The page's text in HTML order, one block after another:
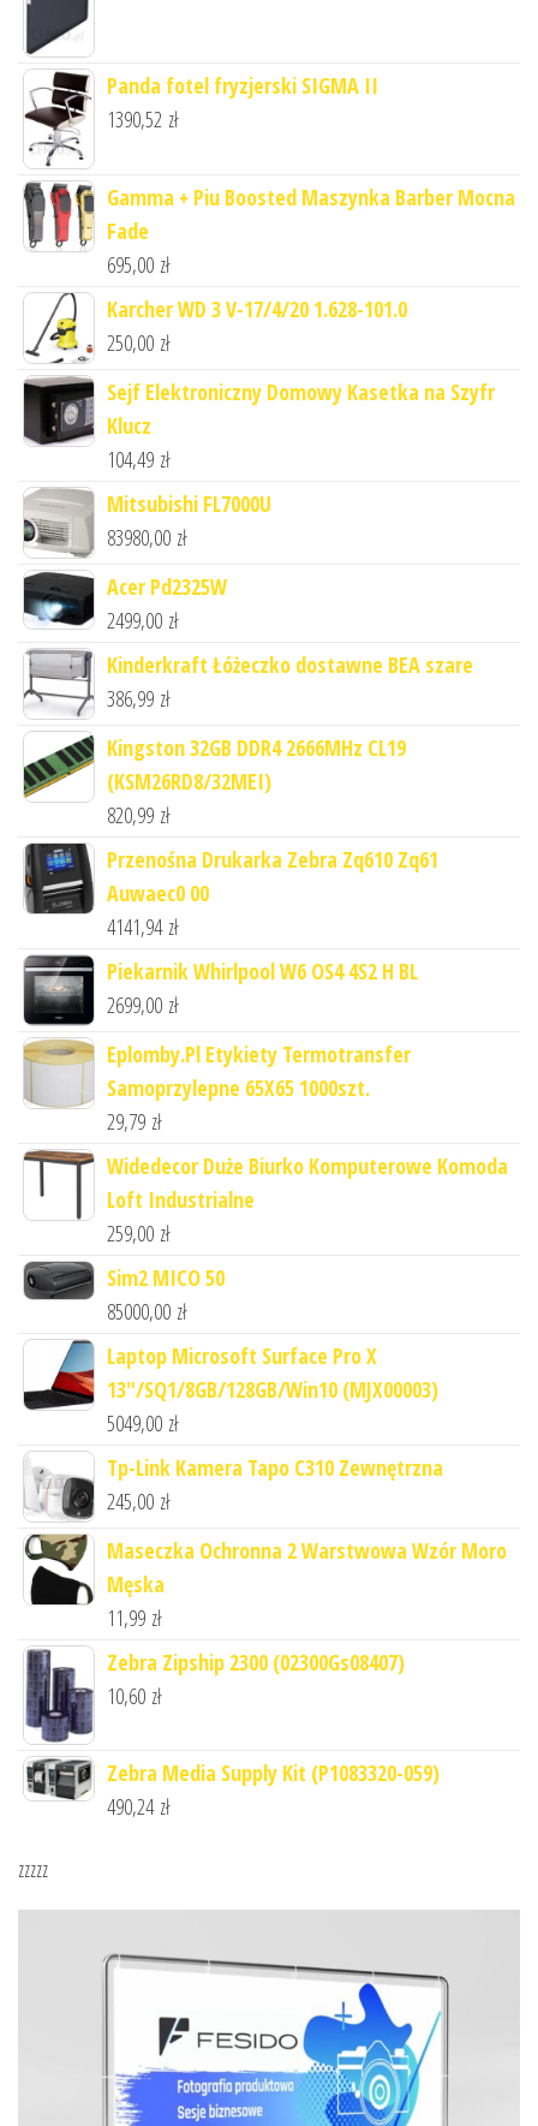
Panda fotel fryzjerski SIGMA II
1390,52 zł
Gamma + Piu Boosted Maszynka Barber Mocna
Fade
695,00 zł
Karcher WD 3 V-17/4/20 1.628-101.0
250,00 zł
Sejf Elektroniczny Domowy Kasetka na Szyfr
Klucz
104,49 zł
Mitsubishi FL7000U
83980,00 zł
Acer Pd2325W
2499,00 zł
Kinderkraft Łóżeczko dostawne BEA szare
386,99 zł
Kingston 32GB DDR4 2666MHz CL19
(KSM26RD8/32MEI)
820,99 zł
Przenośna Drukarka Zebra Zq610 Zq61
Auwaec0 00
4141,94 zł
Piekarnik Whirlpool W6 OS4 4S2 H BL
2699,00 zł
Eplomby.Pl Etykiety Termotransfer
Samoprzylepne 65X65 1000szt.
29,79 zł
Widedecor Duże Biurko Komputerowe Komoda
Loft Industrialne
259,00 zł
Sim2 MICO 50
85000,00 zł
Laptop Microsoft Surface Pro X
13"/SQ1/8GB/128GB/Win10 (MJX00003)
5049,00 zł
Tp-Link Kamera Tapo C310 Zewnętrzna
245,00 zł
Maseczka Ochronna 2 Warstwowa Wzór Moro
Męska
11,99 zł
Zebra Zipship 2300 (02300Gs08407)
10,60 zł
Zebra Media Supply Kit (P1083320-059)
490,24 zł
zzzzz